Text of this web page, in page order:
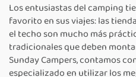
Los entusiastas del camping
favorito en sus viajes: las
el techo son mucho más
tradicionales que deben
Sunday Campers, contamos
especializado en utilizar los